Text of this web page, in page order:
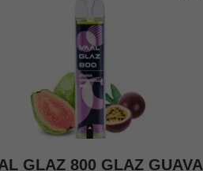
GLAZ 800 GLAZ GUAVA